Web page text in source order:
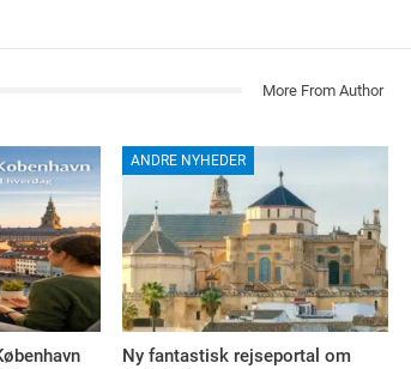
More From Author
ANDRE NYHEDER
Ny fantastisk rejseportal om